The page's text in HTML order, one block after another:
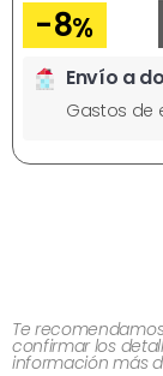
-8%
Envío a
Gastos de
Te
confirmar los
información más